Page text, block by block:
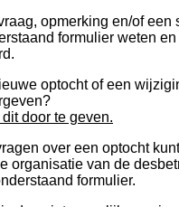
opmerking en/of een
formulier weten en
optocht of een
door te geven.
over een optocht
organisatie van de
formulier.